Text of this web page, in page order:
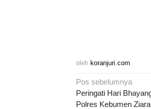
oleh koranjuri.com
Navigasi
pos
Pos sebelumnya
Peringati Hari
Polres Kebumen